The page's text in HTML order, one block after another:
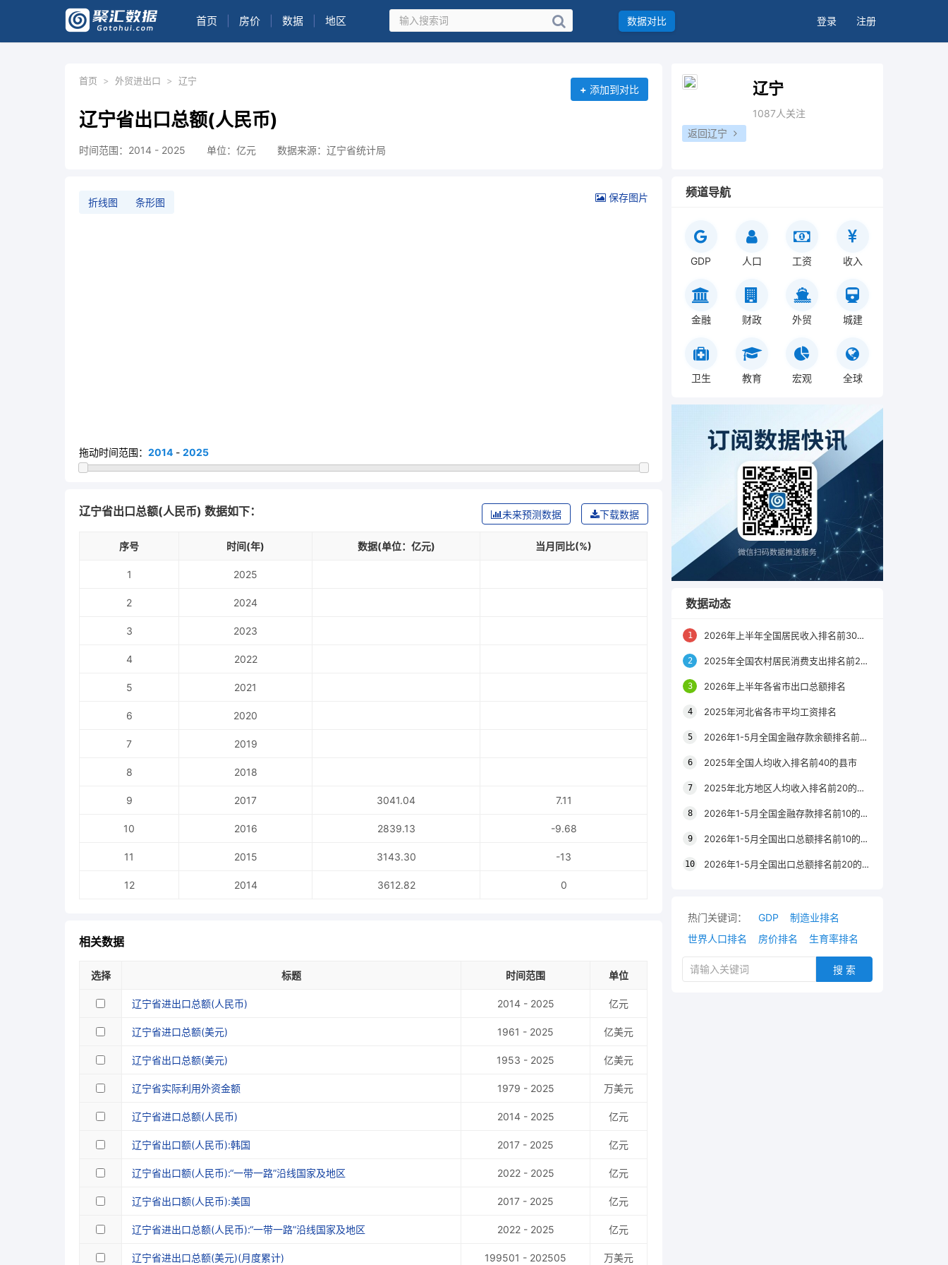
首页 房价 数据 地区 数据对比 登录 注册
首页 > 外贸进出口 > 辽宁
辽宁省出口总额(人民币)
时间范围：2014 - 2025 单位：亿元 数据来源：辽宁省统计局
+ 添加到对比
折线图 条形图 保存图片
拖动时间范围： 2014 - 2025
辽宁省出口总额(人民币) 数据如下： 下载数据
未来预测数据
序号 时间(年) 数据(单位：亿元) 当月同比(%)
1 2025
2 2024
3 2023
4 2022
5 2021
6 2020
7 2019
8 2018
9 2017 3041.04 7.11
10 2016 2839.13 -9.68
11 2015 3143.30 -13
12 2014 3612.82 0
相关数据
选择 标题 时间范围 单位
辽宁省进出口总额(人民币) 2014 - 2025 亿元
辽宁省进口总额(美元) 1961 - 2025 亿美元
辽宁省出口总额(美元) 1953 - 2025 亿美元
辽宁省实际利用外资金额 1979 - 2025 万美元
辽宁省进口总额(人民币) 2014 - 2025 亿元
辽宁省出口额(人民币):韩国 2017 - 2025 亿元
辽宁省出口额(人民币):“一带一路”沿线国家及地区 2022 - 2025 亿元
辽宁省出口额(人民币):美国 2017 - 2025 亿元
辽宁省进出口总额(人民币):“一带一路”沿线国家及地区 2022 - 2025 亿元
辽宁省进出口总额(美元)(月度累计) 199501 - 202505 万美元
辽宁
1087人关注
返回辽宁
频道导航
GDP 人口 工资 收入
金融 财政 外贸 城建
卫生 教育 宏观 全球
数据动态
2026年上半年全国居民收入排名前30的区县
2025年全国农村居民消费支出排名前20的城市
2026年上半年各省市出口总额排名
2025年河北省各市平均工资排名
2026年1-5月全国金融存款余额排名前20的城市
2025年全国人均收入排名前40的县市
2025年北方地区人均收入排名前20的城市
2026年1-5月全国金融存款排名前10的省份
2026年1-5月全国出口总额排名前10的省市
2026年1-5月全国出口总额排名前20的城市
热门关键词： GDP
制造业排名
世界人口排名
房价排名 生育率排名
搜 索